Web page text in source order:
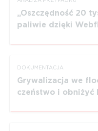
Oszczędność 20
paliwie dzięki
DOKUMEN­TACJA
Grywa­li­zacja we
czeństwo i obniżyć